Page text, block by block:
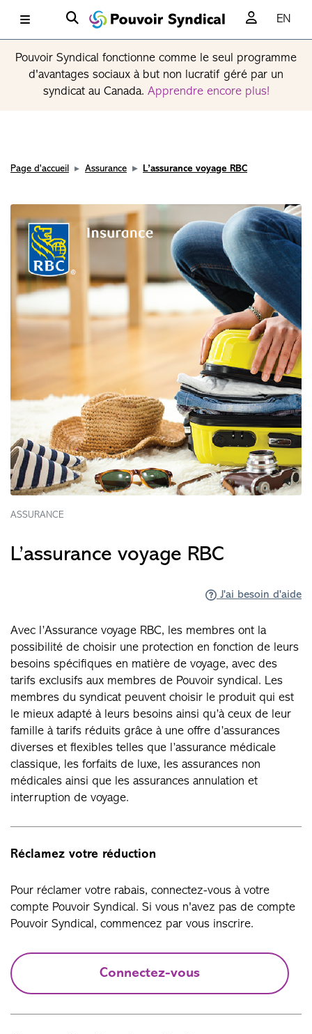
EN
Pouvoir Syndical fonctionne comme le seul programme
d'avantages sociaux à but non lucratif géré par un
syndicat au Canada. Apprendre encore plus!
Page d'accueil Assurance L’assurance voyage RBC
ASSURANCE
L’assurance voyage RBC
J'ai besoin d'aide
Avec l’Assurance voyage RBC, les membres ont la
possibilité de choisir une protection en fonction de leurs
besoins spécifiques en matière de voyage, avec des
tarifs exclusifs aux membres de Pouvoir syndical. Les
membres du syndicat peuvent choisir le produit qui est
le mieux adapté à leurs besoins ainsi qu’à ceux de leur
famille à tarifs réduits grâce à une offre d’assurances
diverses et flexibles telles que l’assurance médicale
classique, les forfaits de luxe, les assurances non
médicales ainsi que les assurances annulation et
interruption de voyage.
Réclamez votre réduction
Pour réclamer votre rabais, connectez-vous à votre
compte Pouvoir Syndical. Si vous n'avez pas de compte
Pouvoir Syndical, commencez par vous inscrire.
Connectez-vous